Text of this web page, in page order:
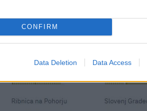
CONFIRM
Data Deletion Data Access